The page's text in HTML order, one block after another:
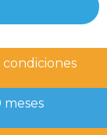
condiciones
meses